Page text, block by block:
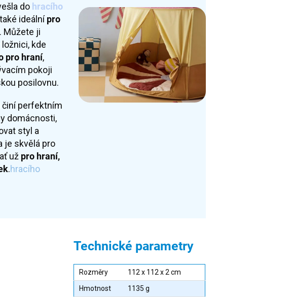
do hracího
ideálnípro
. Můžete ji
kde
pro hraní,
pokoji
posilovnu.
činí perfektním
domácnosti,
styl a
je skvělá pro
už pro hraní,
.hracího
Technické parametry
Rozměry
112 x 112 x 2 cm
Hmotnost
1135 g